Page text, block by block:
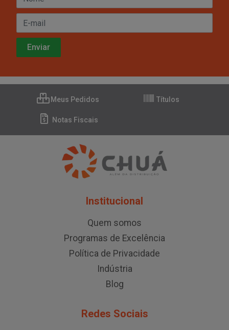
Meus Pedidos Títulos
Notas Fiscais
Institucional
Quem somos
Programas de Excelência
Política de Privacidade
Indústria
Blog
Redes Sociais